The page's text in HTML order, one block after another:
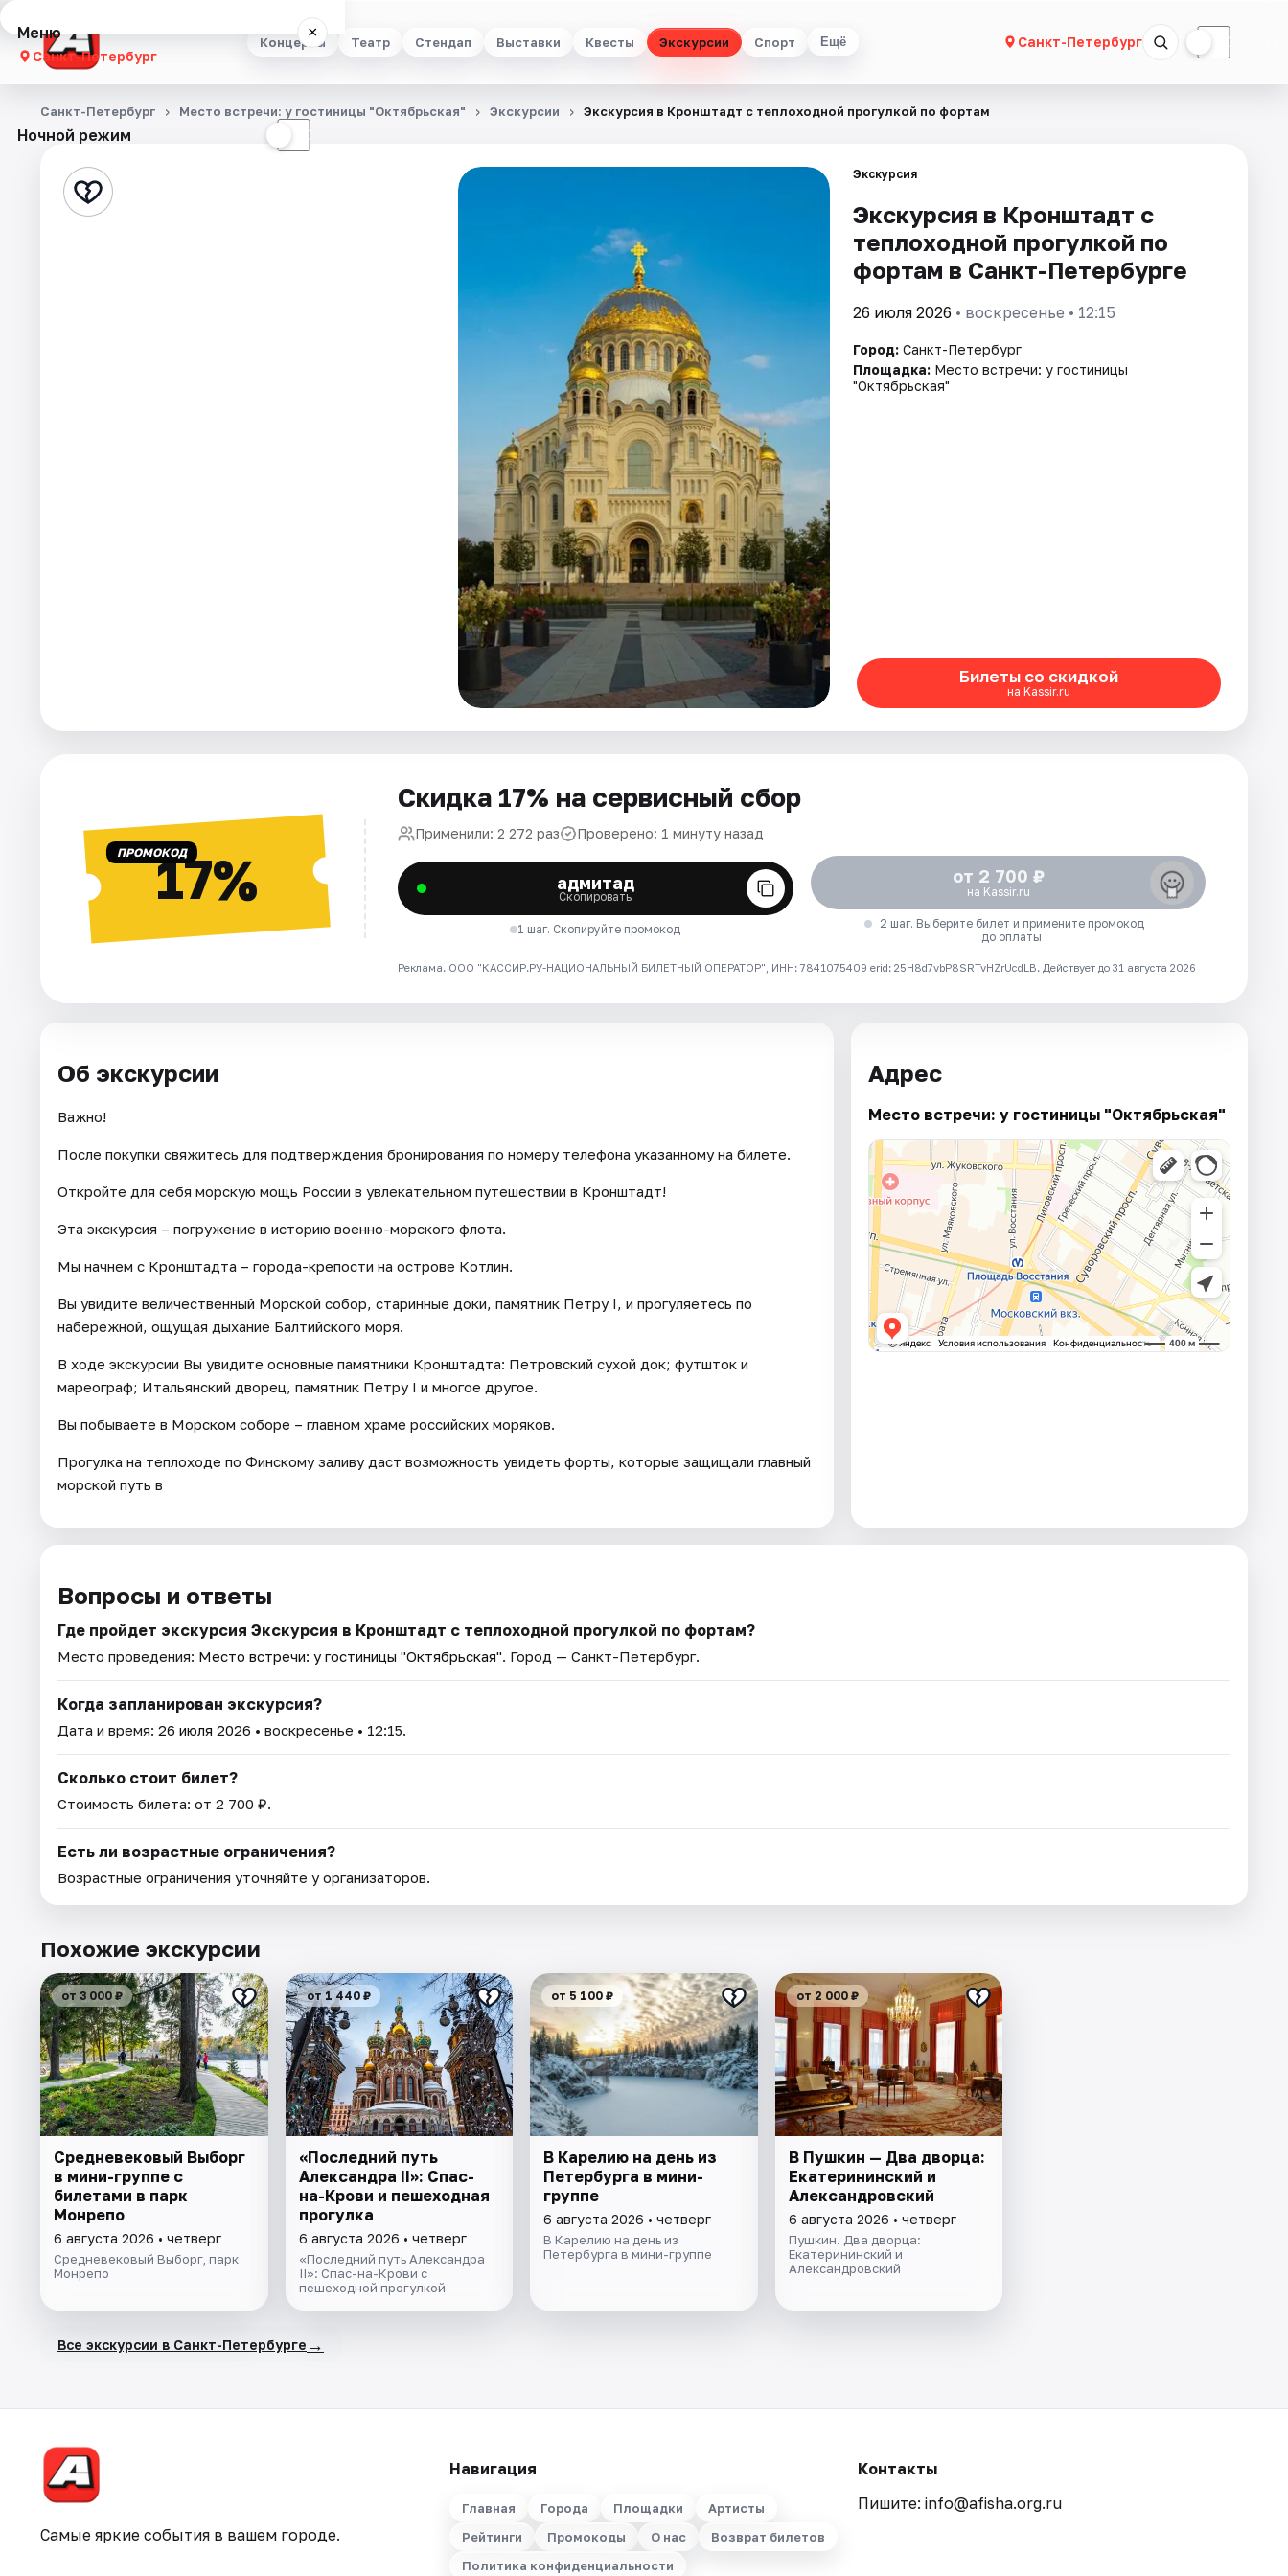
Концерты Театр Стендап Выставки Квесты Экскурсии Спорт Ещё Санкт-Петербург ☾
Меню ×
Санкт-Петербург
Концерты
Стендап
Ночной режим ☾
Санкт-Петербург Место встречи: у гостиницы "Октябрьская" Экскурсии Экскурсия в Кронштадт с теплоходной прогулкой по фортам
Экскурсия
Экскурсия в Кронштадт с
теплоходной прогулкой по
фортам в Санкт-Петербурге
26 июля 2026 • воскресенье • 12:15
Город: Санкт-Петербург
Площадка: Место встречи: у гостиницы
"Октябрьская"
Билеты со скидкой
на Kassir.ru
ПРОМОКОД17%
Скидка 17% на сервисный сбор
Применили: 2 272 раз Проверено: 1 минуту назад
адмитад
Скопировать
1 шаг. Скопируйте промокод
от 2 700 ₽
на Kassir.ru
2 шаг. Выберите билет и примените промокод
до оплаты
Реклама. ООО "КАССИР.РУ-НАЦИОНАЛЬНЫЙ БИЛЕТНЫЙ ОПЕРАТОР", ИНН: 7841075409 erid: 25H8d7vbP8SRTvHZrUcdLB. Действует до 31 августа 2026
Об экскурсии
Важно!
После покупки свяжитесь для подтверждения бронирования по номеру телефона указанному на билете.
Откройте для себя морскую мощь России в увлекательном путешествии в Кронштадт!
Эта экскурсия – погружение в историю военно-морского флота.
Мы начнем с Кронштадта – города-крепости на острове Котлин.
Вы увидите величественный Морской собор, старинные доки, памятник Петру I, и прогуляетесь по
набережной, ощущая дыхание Балтийского моря.
В ходе экскурсии Вы увидите основные памятники Кронштадта: Петровский сухой док; футшток и
мареограф; Итальянский дворец, памятник Петру I и многое другое.
Вы побываете в Морском соборе – главном храме российских моряков.
Прогулка на теплоходе по Финскому заливу даст возможность увидеть форты, которые защищали главный
морской путь в
Адрес
Место встречи: у гостиницы "Октябрьская"
Вопросы и ответы
Где пройдет экскурсия Экскурсия в Кронштадт с теплоходной прогулкой по фортам?
Место проведения: Место встречи: у гостиницы "Октябрьская". Город — Санкт-Петербург.
Когда запланирован экскурсия?
Дата и время: 26 июля 2026 • воскресенье • 12:15.
Сколько стоит билет?
Стоимость билета: от 2 700 ₽.
Есть ли возрастные ограничения?
Возрастные ограничения уточняйте у организаторов.
Похожие экскурсии
от 3 000 ₽
Cредневековый Выборг
в мини-группе c
билетами в парк
Монрепо
6 августа 2026 • четверг
Средневековый Выборг, парк
Монрепо
от 1 440 ₽
«Последний путь
Александра II»: Спас-
на-Крови и пешеходная
прогулка
6 августа 2026 • четверг
«Последний путь Александра
II»: Спас-на-Крови с
пешеходной прогулкой
от 5 100 ₽
В Карелию на день из
Петербурга в мини-
группе
6 августа 2026 • четверг
В Карелию на день из
Петербурга в мини-группе
от 2 000 ₽
В Пушкин — Два дворца:
Екатерининский и
Александровский
6 августа 2026 • четверг
Пушкин. Два дворца:
Екатерининский и
Александровский
Все экскурсии в Санкт-Петербурге →
Самые яркие события в вашем городе.
Навигация
Главная Города Площадки
Артисты
Рейтинги
Промокоды О нас
Возврат билетов
Политика конфиденциальности
Контакты
Пишите: info@afisha.org.ru